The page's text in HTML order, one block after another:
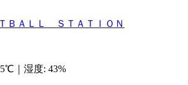
ＢＡＬＬ ＳＴＡＴＩＯＮ
湿度: 43%